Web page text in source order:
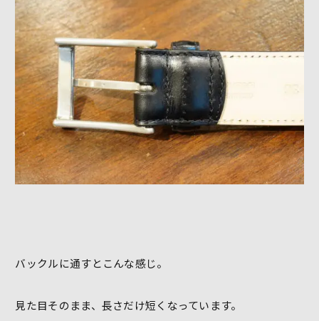
バックルに通すとこんな感じ。
見た目そのまま、長さだけ短くなっています。